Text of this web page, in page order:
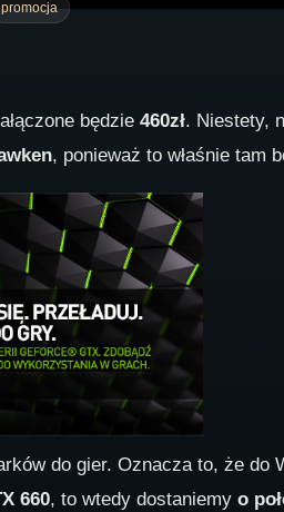
promocja
będzie 460zł. Niestety,
, ponieważ to właśnie tam
do gier. Oznacza to, że do
660, to wtedy dostaniemy o